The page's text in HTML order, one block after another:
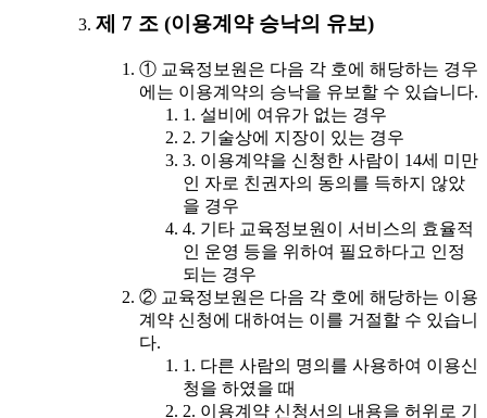
제 7 조 (이용계약 승낙의 유보)
① 교육정보원은 다음 각 호에 해당하는 경우
에는 이용계약의 승낙을 유보할 수 있습니다.
1. 설비에 여유가 없는 경우
2. 기술상에 지장이 있는 경우
3. 이용계약을 신청한 사람이 14세 미만
인 자로 친권자의 동의를 득하지 않았
을 경우
4. 기타 교육정보원이 서비스의 효율적
인 운영 등을 위하여 필요하다고 인정
되는 경우
② 교육정보원은 다음 각 호에 해당하는 이용
계약 신청에 대하여는 이를 거절할 수 있습니
다.
1. 다른 사람의 명의를 사용하여 이용신
청을 하였을 때
2. 이용계약 신청서의 내용을 허위로 기